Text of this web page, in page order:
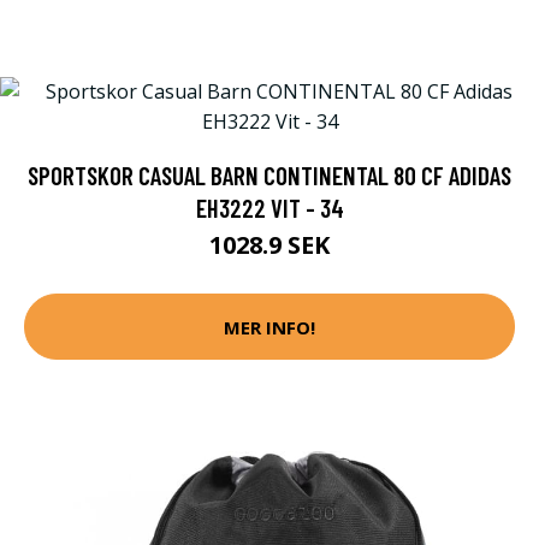
SPORTSKOR CASUAL BARN CONTINENTAL 80 CF ADIDAS
EH3222 VIT - 34
1028.9 SEK
MER INFO!